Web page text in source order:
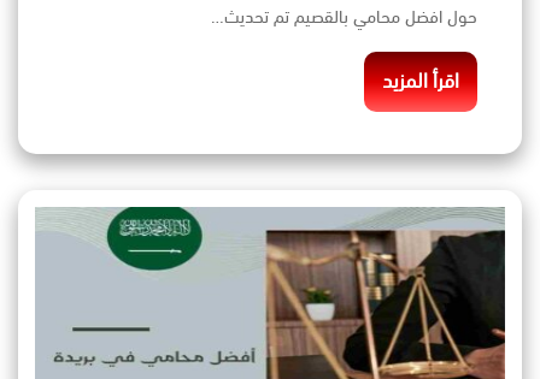
حول افضل محامي بالقصيم تم تحديث…
اقرأ المزيد